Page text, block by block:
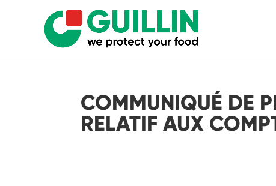
COMMUNIQUÉ DE
RELATIF AUX